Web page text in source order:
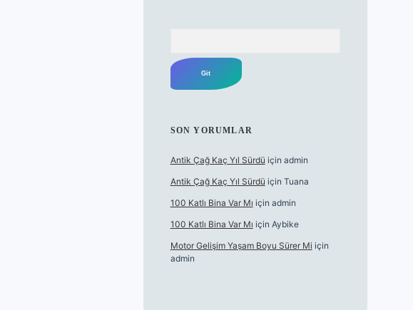
SON YORUMLAR
Antik Çağ Kaç Yıl Sürdü için admin
Antik Çağ Kaç Yıl Sürdü için Tuana
100 Katlı Bina Var Mı için admin
100 Katlı Bina Var Mı için Aybike
Motor Gelişim Yaşam Boyu Sürer Mi için
admin